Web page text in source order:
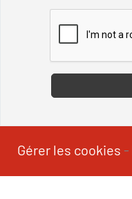
Gérer les cookies -